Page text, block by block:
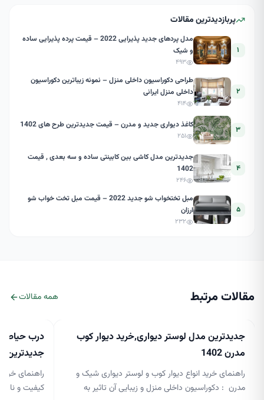
پربازدیدترین مقالات
۱
مدل پردهای جدید پذیرایی 2022 – قیمت پرده پذیرایی ساده
و شیک
۴۹۳
۲
طراحی دکوراسیون داخلی منزل – نمونه زیباترین دکوراسیون
داخلی منزل ایرانی
۴۱۴
۳ کاغذ دیواری جدید و مدرن – قیمت جدیدترین طرح های 1402
۲۵۱
۴
جدیدترین مدل کاشی بین کابینتی ساده و سه بعدی , قیمت
1402
۲۴۶
۵
مبل تختخواب شو جدید 2022 – قیمت مبل تخت خواب شو
ارزان
۲۳۲
مقالات مرتبط همه مقالات
جدیدترین مدل لوستر دیواری,خرید دیوار کوب
مدرن 1402
راهنمای خرید انواع دیوار کوب و لوستر دیواری شیک و
مدرن : دکوراسیون داخلی منزل و زیبایی آن تاثیر به
درب حیاط
جدیدترین
راهنمای
کیفیت و